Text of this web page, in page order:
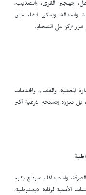
وتهجير القرى، والتعذيب،
والعدالة، ويمكن إنشاء لجان
تركز على الضحايا.
المحلية، والقضاء، والخدمات
بل تعززه وتمنحه شرعية أكبر
واستبدالها بنموذج يقوم
الأمنية لرقابة ديمقراطية،